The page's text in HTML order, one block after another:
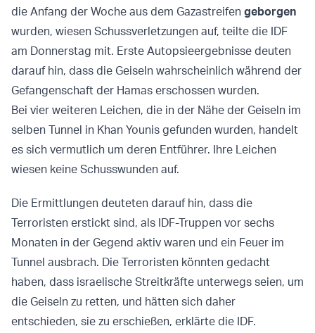
die Anfang der Woche aus dem Gazastreifen geborgen
wurden, wiesen Schussverletzungen auf, teilte die IDF
am Donnerstag mit. Erste Autopsieergebnisse deuten
darauf hin, dass die Geiseln wahrscheinlich während der
Gefangenschaft der Hamas erschossen wurden.
Bei vier weiteren Leichen, die in der Nähe der Geiseln im
selben Tunnel in Khan Younis gefunden wurden, handelt
es sich vermutlich um deren Entführer. Ihre Leichen
wiesen keine Schusswunden auf.
Die Ermittlungen deuteten darauf hin, dass die
Terroristen erstickt sind, als IDF-Truppen vor sechs
Monaten in der Gegend aktiv waren und ein Feuer im
Tunnel ausbrach. Die Terroristen könnten gedacht
haben, dass israelische Streitkräfte unterwegs seien, um
die Geiseln zu retten, und hätten sich daher
entschieden, sie zu erschießen, erklärte die IDF.